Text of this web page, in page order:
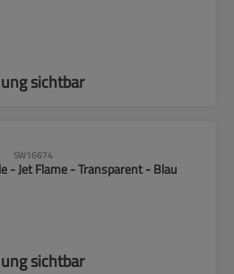
sichtbar
SW16674
- Jet Flame - Transparent - Blau
sichtbar